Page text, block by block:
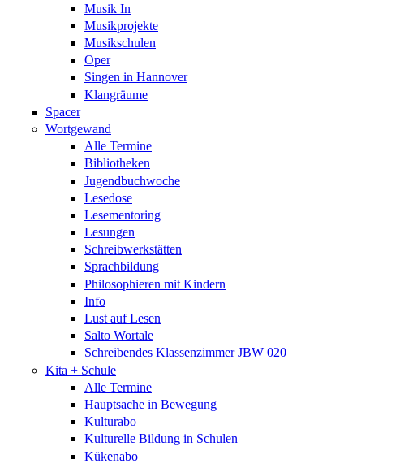
Musik In
Musikprojekte
Musikschulen
Oper
Singen in Hannover
Klangräume
Spacer
Wortgewand
Alle Termine
Bibliotheken
Jugendbuchwoche
Lesedose
Lesementoring
Lesungen
Schreibwerkstätten
Sprachbildung
Philosophieren mit Kindern
Info
Lust auf Lesen
Salto Wortale
Schreibendes Klassenzimmer JBW 020
Kita + Schule
Alle Termine
Hauptsache in Bewegung
Kulturabo
Kulturelle Bildung in Schulen
Kükenabo